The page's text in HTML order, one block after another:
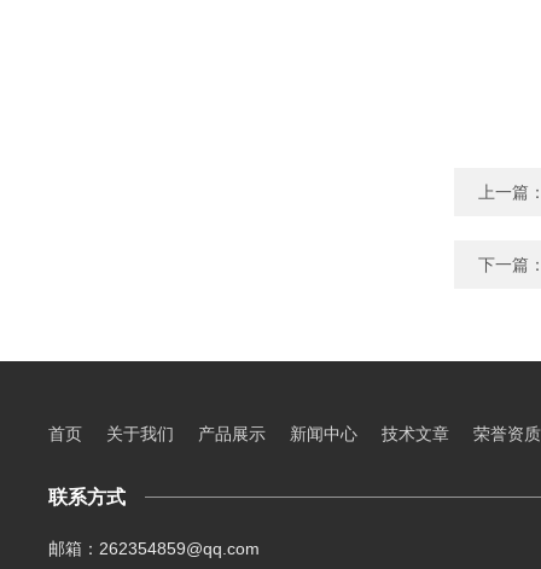
上一篇
下一篇
首页 关于我们 产品展示 新闻中心 技术文章 荣誉资质
联系方式
邮箱：262354859@qq.com